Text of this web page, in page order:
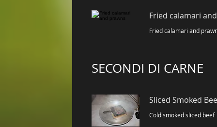
Fried calamari
Fried calamari and
SECONDI DI CARNE
Sliced ​​Smoked
Cold smoked sliced ​​beef